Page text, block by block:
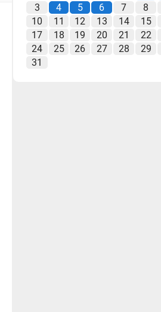
3
4 5 6 7
8
10
11 12 13 14
15
17
18 19 20 21
22
24
25 26 27 28
29
31